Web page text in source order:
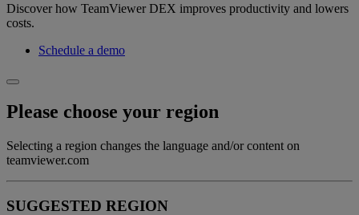
Discover how TeamViewer DEX improves productivity and lowers
costs.
Schedule a demo
Please choose your region
Selecting a region changes the language and/or content on
teamviewer.com
SUGGESTED REGION